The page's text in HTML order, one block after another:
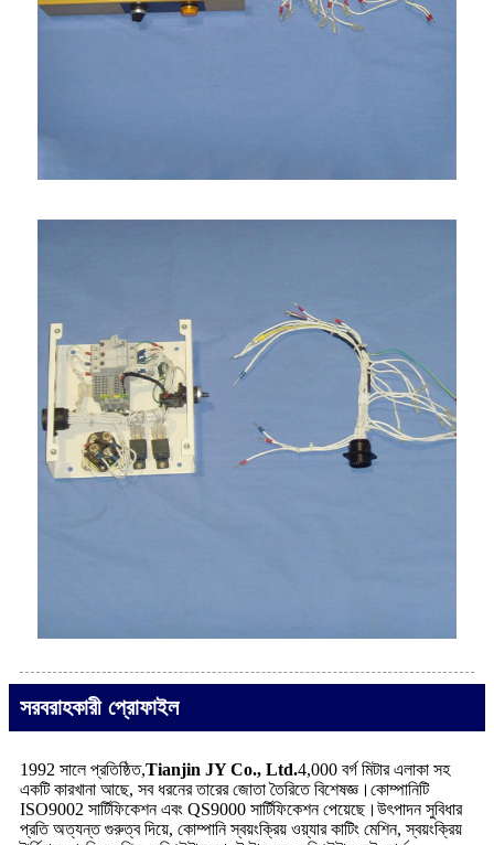
সরবরাহকারী প্রোফাইল
1992 সালে প্রতিষ্ঠিত,Tianjin JY Co., Ltd.4,000 বর্গ মিটার এলাকা সহ
একটি কারখানা আছে, সব ধরনের তারের জোতা তৈরিতে বিশেষজ্ঞ।কোম্পানিটি
ISO9002 সার্টিফিকেশন এবং QS9000 সার্টিফিকেশন পেয়েছে।উৎপাদন সুবিধার
প্রতি অত্যন্ত গুরুত্ব দিয়ে, কোম্পানি স্বয়ংক্রিয় ওয়্যার কাটিং মেশিন, স্বয়ংক্রিয়